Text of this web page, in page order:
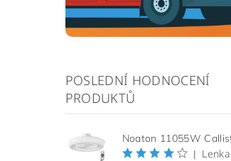
POSLEDNÍ HODNOCENÍ
PRODUKTŮ
|